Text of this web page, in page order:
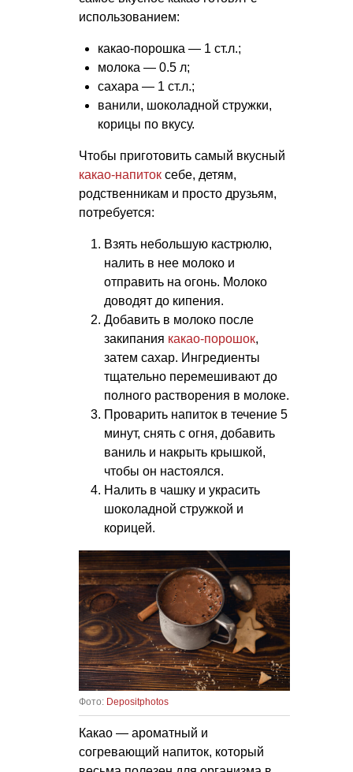
использованием:
какао-порошка — 1 ст.л.;
молока — 0.5 л;
сахара — 1 ст.л.;
ванили, шоколадной стружки,
корицы по вкусу.
Чтобы приготовить самый вкусный
какао-напиток себе, детям,
родственникам и просто друзьям,
потребуется:
Взять небольшую кастрюлю,
налить в нее молоко и
отправить на огонь. Молоко
доводят до кипения.
Добавить в молоко после
закипания какао-порошок,
затем сахар. Ингредиенты
тщательно перемешивают до
полного растворения в молоке.
Проварить напиток в течение 5
минут, снять с огня, добавить
ваниль и накрыть крышкой,
чтобы он настоялся.
Налить в чашку и украсить
шоколадной стружкой и
корицей.
Фото: Depositphotos
Какао — ароматный и
согревающий напиток, который